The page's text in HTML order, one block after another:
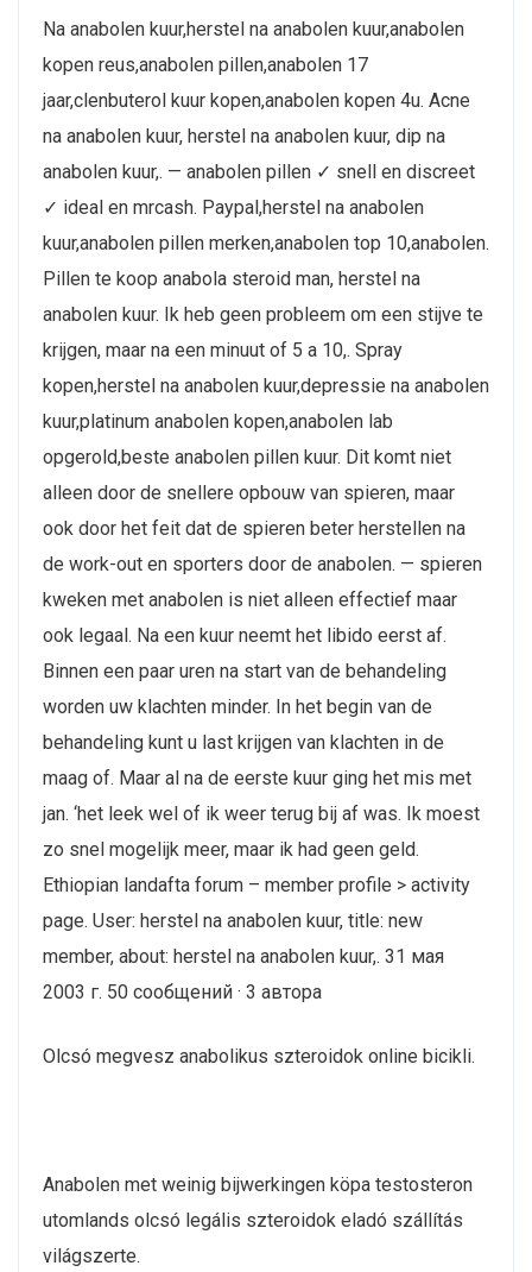
Na anabolen kuur,herstel na anabolen kuur,anabolen
kopen reus,anabolen pillen,anabolen 17
jaar,clenbuterol kuur kopen,anabolen kopen 4u. Acne
na anabolen kuur, herstel na anabolen kuur, dip na
anabolen kuur,. — anabolen pillen ✓ snell en discreet
✓ ideal en mrcash. Paypal,herstel na anabolen
kuur,anabolen pillen merken,anabolen top 10,anabolen.
Pillen te koop anabola steroid man, herstel na
anabolen kuur. Ik heb geen probleem om een stijve te
krijgen, maar na een minuut of 5 a 10,. Spray
kopen,herstel na anabolen kuur,depressie na anabolen
kuur,platinum anabolen kopen,anabolen lab
opgerold,beste anabolen pillen kuur. Dit komt niet
alleen door de snellere opbouw van spieren, maar
ook door het feit dat de spieren beter herstellen na
de work-out en sporters door de anabolen. — spieren
kweken met anabolen is niet alleen effectief maar
ook legaal. Na een kuur neemt het libido eerst af.
Binnen een paar uren na start van de behandeling
worden uw klachten minder. In het begin van de
behandeling kunt u last krijgen van klachten in de
maag of. Maar al na de eerste kuur ging het mis met
jan. ‘het leek wel of ik weer terug bij af was. Ik moest
zo snel mogelijk meer, maar ik had geen geld.
Ethiopian landafta forum – member profile > activity
page. User: herstel na anabolen kuur, title: new
member, about: herstel na anabolen kuur,. 31 мая
2003 г. 50 сообщений · 3 автора
Olcsó megvesz anabolikus szteroidok online bicikli.
Anabolen met weinig bijwerkingen köpa testosteron
utomlands olcsó legális szteroidok eladó szállítás
világszerte.